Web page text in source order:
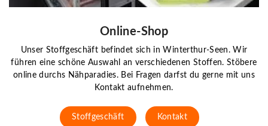
Online-Shop
Unser Stoffgeschäft befindet sich in Winterthur-Seen. Wir
führen eine schöne Auswahl an verschiedenen Stoffen. Stöbere
online durchs Nähparadies. Bei Fragen darfst du gerne mit uns
Kontakt aufnehmen.
Stoffgeschäft Kontakt